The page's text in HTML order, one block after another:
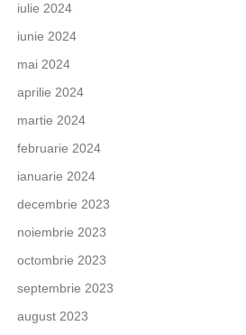
iulie 2024
iunie 2024
mai 2024
aprilie 2024
martie 2024
februarie 2024
ianuarie 2024
decembrie 2023
noiembrie 2023
octombrie 2023
septembrie 2023
august 2023